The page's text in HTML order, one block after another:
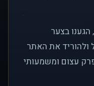
בצער
ולהוריד את האתר
עצום ומשמעותי